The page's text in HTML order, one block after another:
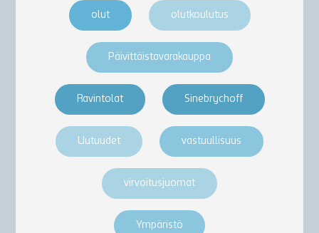
olut olutkoulutus
Päivittäistavarakauppa
Ravintolat Sinebrychoff
Uutuudet vastuullisuus
virvoitusjuomat
Ympäristö